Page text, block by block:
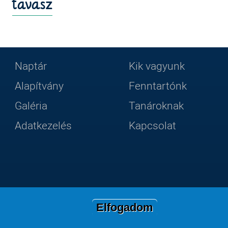
Lábléc
2
Naptár
Alapítvány
Galéria
Adatkezelés
Footer
menu
Kik vagyunk
Fenntartónk
Tanároknak
Kapcsolat
Elfogadom